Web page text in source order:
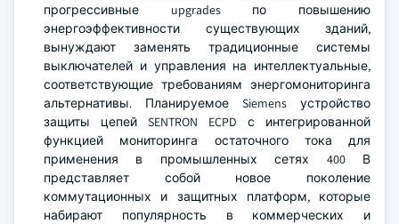
прогрессивные upgrades по повышению
энергоэффективности существующих зданий,
вынуждают заменять традиционные системы
выключателей и управления на интеллектуальные,
соответствующие требованиям энергомониторинга
альтернативы. Планируемое Siemens устройство
защиты цепей SENTRON ECPD с интегрированной
функцией мониторинга остаточного тока для
применения в промышленных сетях 400 В
представляет собой новое поколение
коммутационных и защитных платформ, которые
набирают популярность в коммерческих и